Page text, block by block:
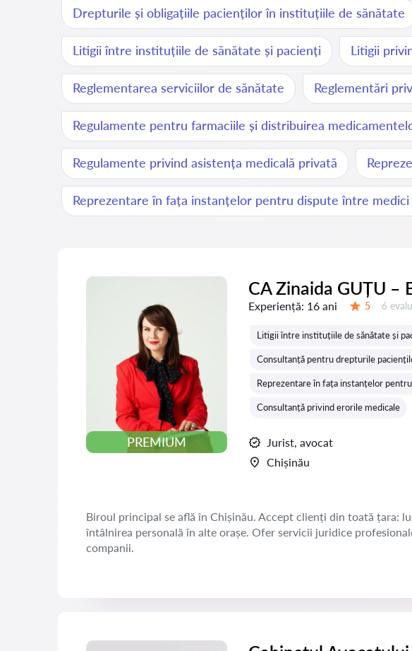
Drepturile și obligațiile pacienților în instituțiile de sănătate
Litigii între instituțiile de sănătate și pacienți Litigii
Reglementarea serviciilor de sănătate Reglementări
Regulamente pentru farmaciile și distribuirea
Regulamente privind asistența medicală privată
Reprezentare în fața instanțelor pentru dispute între
PREMIUM
CA Zinaida GUȚU –
Experiență: 16 ani 5 6
Litigii între instituțiile de sănătate și
Consultanță pentru drepturile
Reprezentare în fața instanțelor
Consultanță privind erorile medicale
Jurist, avocat
Chișinău
Biroul principal se află în Chișinău. Accept clienți din toată țara:
întâlnirea personală în alte orașe. Ofer servicii juridice
companii.